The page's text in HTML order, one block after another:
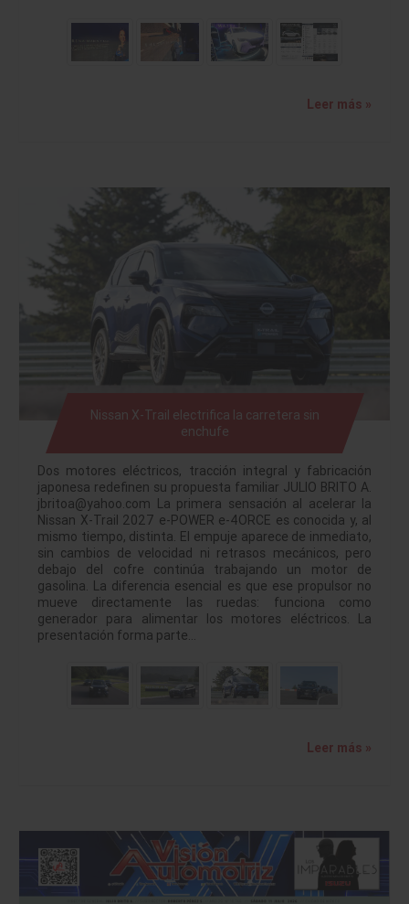
Leer más »
Nissan X-Trail electrifica la carretera sin
enchufe
Dos motores eléctricos, tracción integral y fabricación
japonesa redefinen su propuesta familiar JULIO BRITO A.
jbritoa@yahoo.com La primera sensación al acelerar la
Nissan X-Trail 2027 e-POWER e-4ORCE es conocida y, al
mismo tiempo, distinta. El empuje aparece de inmediato,
sin cambios de velocidad ni retrasos mecánicos, pero
debajo del cofre continúa trabajando un motor de
gasolina. La diferencia esencial es que ese propulsor no
mueve directamente las ruedas: funciona como
generador para alimentar los motores eléctricos. La
presentación forma parte…
Leer más »